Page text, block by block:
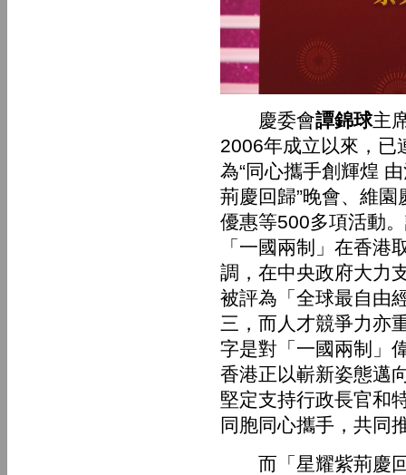
慶委會譚錦球主
2006年成立以來，已
為“同心攜手創輝煌
荊慶回歸”晚會、維
優惠等500多項活動
「一國兩制」在香港
調，在中央政府大力
被評為「全球最自由
三，而人才競爭力亦
字是對「一國兩制」
香港正以嶄新姿態邁
堅定支持行政長官和
同胞同心攜手，共同
而「星耀紫荊慶回